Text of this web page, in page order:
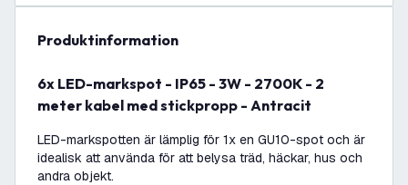
produktinformation
6x LED-markspot - IP65 - 3W - 2700K - 2
meter kabel med stickpropp - Antracit
LED-markspotten är lämplig för 1x en GU10-spot och är
idealisk att använda för att belysa träd, häckar, hus och
andra objekt.